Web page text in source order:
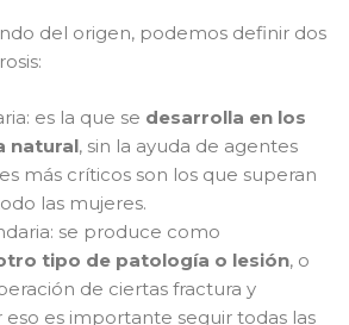
del origen, podemos definir dos
es la que se desarrolla en los
natural, sin la ayuda de agentes
más críticos son los que superan
las mujeres.
se produce como
tipo de patología o lesión, o
de ciertas fractura y
es importante seguir todas las